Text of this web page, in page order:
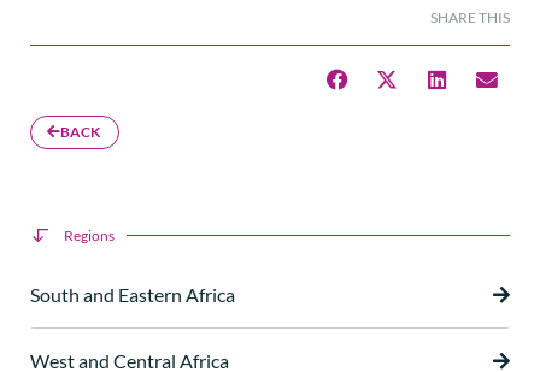
SHARE THIS
BACK
Regions
South and Eastern Africa
West and Central Africa